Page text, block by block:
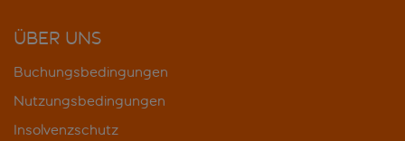
ÜBER UNS
Buchungsbedingungen
Nutzungsbedingungen
Insolvenzschutz